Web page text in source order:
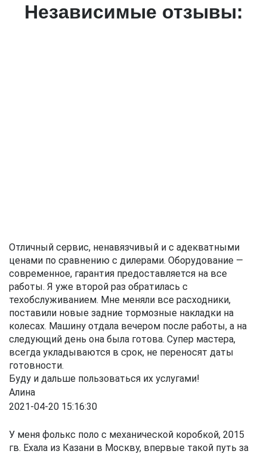
Независимые отзывы:
Отличный сервис, ненавязчивый и с адекватными
ценами по сравнению с дилерами. Оборудование —
современное, гарантия предоставляется на все
работы. Я уже второй раз обратилась с
техобслуживанием. Мне меняли все расходники,
поставили новые задние тормозные накладки на
колесах. Машину отдала вечером после работы, а на
следующий день она была готова. Супер мастера,
всегда укладываются в срок, не переносят даты
готовности.
Буду и дальше пользоваться их услугами!
Алина
2021-04-20 15:16:30
У меня фолькс поло с механической коробкой, 2015
гв. Ехала из Казани в Москву, впервые такой путь за